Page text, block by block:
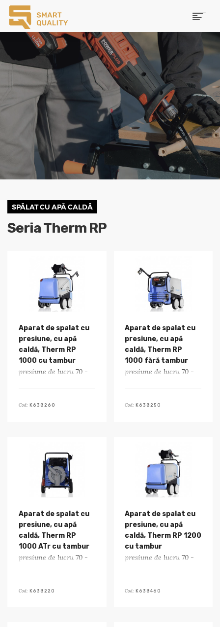
PRODUSE
NOUTĂȚI
MAI MULTE
SPĂLAT CU APĂ CALDĂ
Seria Therm RP
Aparat de spalat cu
presiune, cu apă
caldă, Therm RP
1000 cu tambur
presiune de lucru 70 -
Cod: K638260
Aparat de spalat cu
presiune, cu apă
caldă, Therm RP
1000 fără tambur
presiune de lucru 70 -
Cod: K638250
Aparat de spalat cu
presiune, cu apă
caldă, Therm RP
1000 ATr cu tambur
presiune de lucru 70 -
Cod: K638220
Aparat de spalat cu
presiune, cu apă
caldă, Therm RP 1200
cu tambur
presiune de lucru 70 -
Cod: K638460